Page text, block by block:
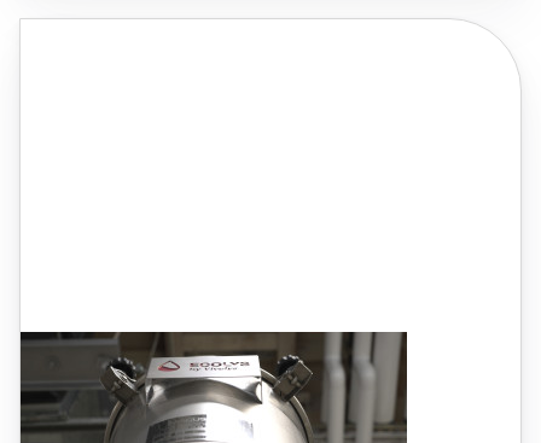
Ecolys®
La tranquilidad en el corazón de tus
fermentaciones